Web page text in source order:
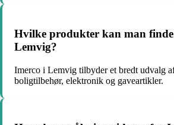
Hvilke produkter kan man finde
Lemvig?
Imerco i Lemvig tilbyder et bredt udvalg
boligtilbehør, elektronik og gaveartikler.